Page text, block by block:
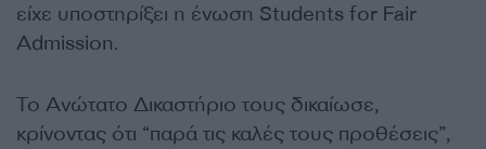
είχε υποστηρίξει η ένωση Students for Fair
Admission.
Το Ανώτατο Δικαστήριο τους δικαίωσε,
κρίνοντας ότι “παρά τις καλές τους προθέσεις”,